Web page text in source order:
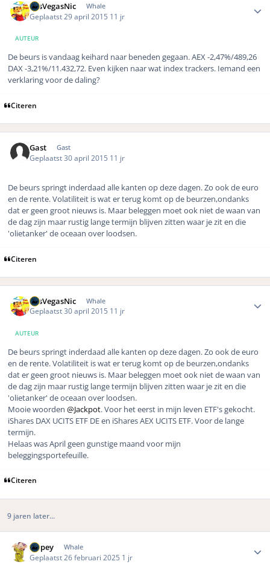
LasVegasNic Whale
Geplaatst 29 april 2015 11 jr
AUTEUR
De beurs is vandaag keihard naar beneden gegaan. AEX -2,47%/489,26
DAX -3,21%/11.432,72. Even kijken naar wat index trackers. Iemand een
verklaring voor de daling?
Citeren
Gast Gast
Geplaatst 30 april 2015 11 jr
De beurs springt inderdaad alle kanten op deze dagen. Zo ook de euro
en de rente. Volatiliteit is wat er terug komt op de beurzen,ondanks
dat er geen groot nieuws is. Maar beleggen moet ook niet de waan van
de dag zijn maar rustig lange termijn blijven zitten waar je zit en die
'olietanker' de oceaan over loodsen.
Citeren
LasVegasNic Whale
Geplaatst30 april 2015 11 jr
AUTEUR
De beurs springt inderdaad alle kanten op deze dagen. Zo ook de euro
en de rente. Volatiliteit is wat er terug komt op de beurzen,ondanks
dat er geen groot nieuws is. Maar beleggen moet ook niet de waan van
de dag zijn maar rustig lange termijn blijven zitten waar je zit en die
'olietanker' de oceaan over loodsen.
Mooie woorden @Jackpot. Voor het eerst in mijn leven ETF's gekocht.
iShares DAX UCITS ETF DE en iShares AEX UCITS ETF. Voor de lange
termijn.
Helaas was April geen gunstige maand voor mijn
beleggingsportefeuille.
Citeren
9 jaren later...
Dopey Whale
Geplaatst 26 februari 2025 1 jr